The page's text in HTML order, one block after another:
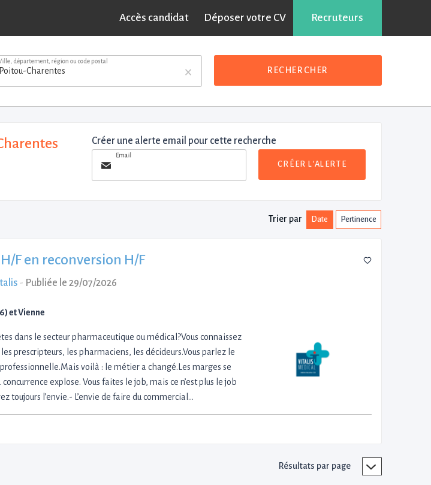
Accès candidat Déposer votre CV Recruteurs
×
département, région ou code postal
RECHERCHER
Créer une alerte email pour cette recherche
Email
CRÉER L'ALERTE
Trier par Date Pertinence
F en reconversion H/F
- Publiée le 29/07/2026
et Vienne
dans le secteur pharmaceutique ou médical?Vous connaissez
prescripteurs, les pharmaciens, les décideurs.Vous parlez le
voilà : le métier a changé.Les marges se
explose. Vous faites le job, mais ce n’est plus le job
toujours l’envie.- L’envie de faire du commercial…
Résultats par page